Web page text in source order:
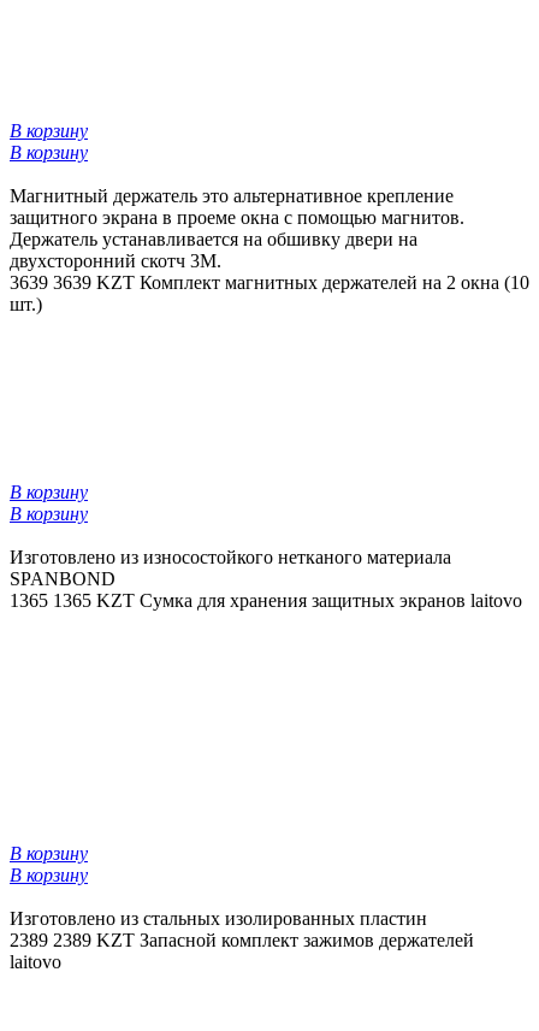
В корзину
В корзину
Магнитный держатель это альтернативное крепление
защитного экрана в проеме окна с помощью магнитов.
Держатель устанавливается на обшивку двери на
двухсторонний скотч 3М.
3639 3639 KZT Комплект магнитных держателей на 2 окна (10
шт.)
В корзину
В корзину
Изготовлено из износостойкого нетканого материала
SPANBOND
1365 1365 KZT Сумка для хранения защитных экранов laitovo
В корзину
В корзину
Изготовлено из стальных изолированных пластин
2389 2389 KZT Запасной комплект зажимов держателей
laitovo